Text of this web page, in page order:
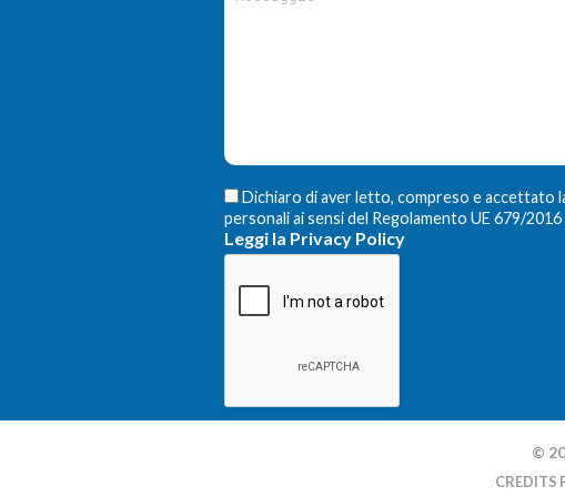
Dichiaro di aver letto, compreso e accettato
personali ai sensi del Regolamento UE 679/
Leggi la Privacy Policy
©
CREDITS